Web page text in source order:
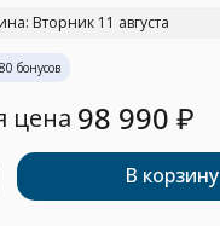
Вторник 11 августа
бонусов
цена 98 990 ₽
В корзину